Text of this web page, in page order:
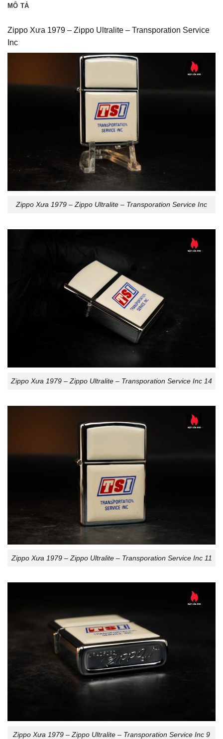
MÔ TẢ
Zippo Xưa 1979 – Zippo Ultralite – Transporation Service
Inc
Zippo Xưa 1979 – Zippo Ultralite – Transporation Service Inc
Zippo Xưa 1979 – Zippo Ultralite – Transporation Service Inc 14
Zippo Xưa 1979 – Zippo Ultralite – Transporation Service Inc 11
Zippo Xưa 1979 – Zippo Ultralite – Transporation Service Inc 9